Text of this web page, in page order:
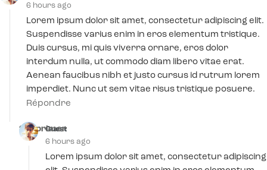
6 hours ago
Lorem ipsum dolor sit amet, consectetur adipiscing elit.
Suspendisse varius enim in eros elementum tristique.
Duis cursus, mi quis viverra ornare, eros dolor
interdum nulla, ut commodo diam libero vitae erat.
Aenean faucibus nibh et justo cursus id rutrum lorem
imperdiet. Nunc ut sem vitae risus tristique posuere.
Répondre
Guest
6 hours ago
Supprimer
Lorem ipsum dolor sit amet, consectetur adipiscing